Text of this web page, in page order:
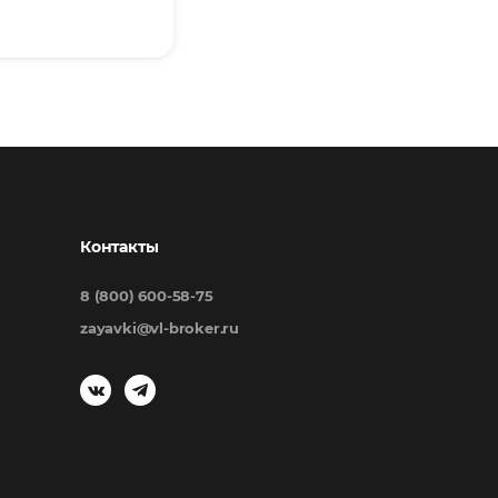
Контакты
8 (800) 600-58-75
zayavki@vl-broker.ru